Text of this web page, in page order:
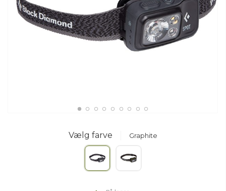
Vælg farve Graphite